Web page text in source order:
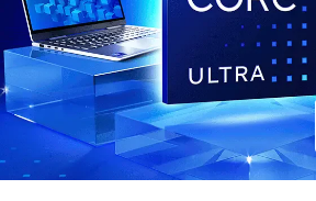
인
가
요
?